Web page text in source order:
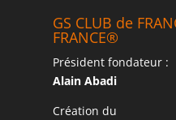
GS CLUB de
FRANCE®
Président fondateur :
Alain Abadi
Création du